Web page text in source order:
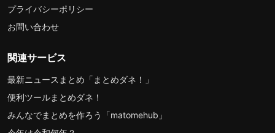
プライバシーポリシー
お問い合わせ
関連サービス
最新ニュースまとめ「まとめダネ！」
便利ツールまとめダネ！
みんなでまとめを作ろう「matomehub」